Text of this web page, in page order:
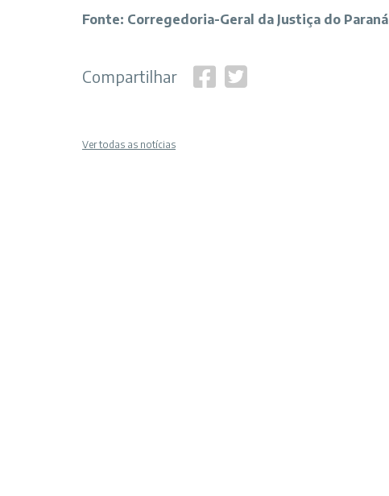
Fonte: Corregedoria-Geral da Justiça do Paraná
Compartilhar
Ver todas as notícias